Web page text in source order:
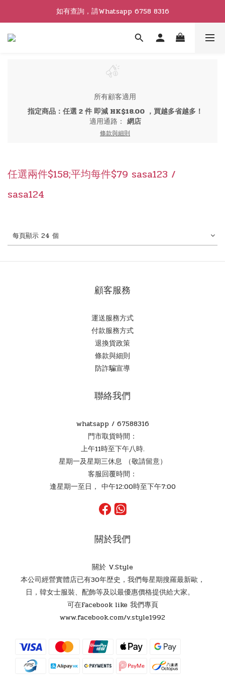
如有查詢，請Whatsapp 6758 8316
所有顧客適用
指定商品：任選 2 件 即減 HK$18.00 ，買越多省越多！
適用通路： 網店
條款與細則
任選兩件$158;平均每件$79 sasa123 /
sasa124
每頁顯示 24 個
顧客服務
運送服務方式
付款服務方式
退換貨政策
條款與細則
防詐騙宣導
聯絡我們
whatsapp / 67588316
門市取貨時間：
上午11時至下午八時.
星期一及星期三休息 （敬請留意）
客服回覆時間：
逢星期一至日， 中午12:00時至下午7:00
關於我們
關於 V.Style
本公司經營實體店已有30年歴史，我們每星期搜羅最新歐，
日，韓女士服裝、配飾等及以最優惠價格提供給大家。
可在Facebook like 我們專頁
www.facebook.com/v.style1992